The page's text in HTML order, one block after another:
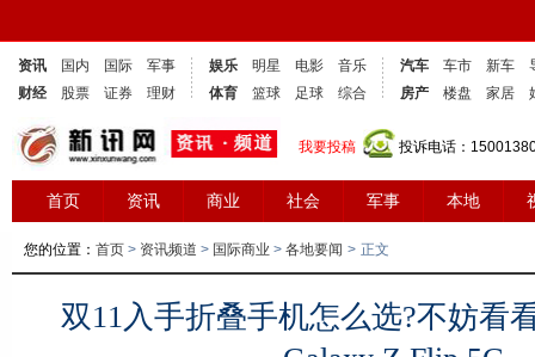
资讯 国内 国际
军事
财经
股票 证券 理财
娱乐 明星 电影
音乐
体育
篮球 足球 综合
汽车 车市 新车
房产
楼盘 家居
我要投稿 投诉电话：
首页 资讯 商业 社会 军事 本地
您的位置： 首页 > 资讯频道 > 国际商业 > 各地要闻 > 正文
双11入手折叠手机怎么选?不妨看